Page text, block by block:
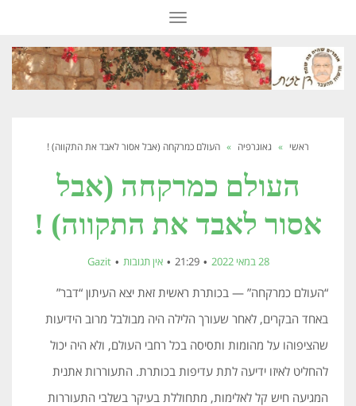
תפריט
ראשי » גאוגרפיה » העולם כמרקחה (אבל אסור לאבד את התקווה) !
העולם כמרקחה (אבל
אסור לאבד את התקווה) !
28 במאי 2022 21:29 אין תגובות Gazit
“העולם כמרקחה” — בכותרת ראשית זאת יצא העיתון “דבר”
באחד הבקרים, לאחר שעורך הלילה היה מבולבל מרוב הידיעות
שהציפוהו על מהומות ותסיסה בכל רחבי העולם, ולא היה יכול
להחליט לאיזו ידיעה לתת עדיפות בכותרת. התעוררות אתנית
המגיעה חיש קל לאלימות, מתחוללת בעיקר בשלבי התעוררות